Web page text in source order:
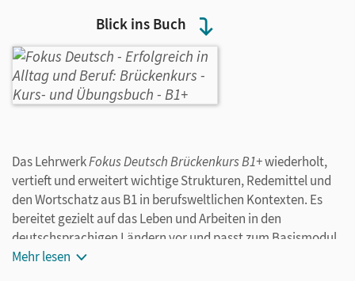
Blick ins Buch
Das LehrwerkFokus Deutsch Brückenkurs B1+wiederholt,
vertieft und erweitert wichtige Strukturen, Redemittel und
den Wortschatz aus B1 in berufsweltlichen Kontexten. Es
bereitet gezielt auf das Leben und Arbeiten in den
deutschsprachigen Ländern vor und passt zum Basismodul
der bundesweiten berufsbezogenen
Mehr lesen